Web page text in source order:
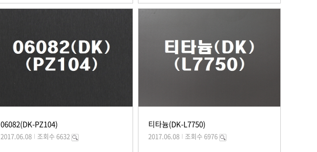
06082(DK-PZ104)
2017.06.08 조회수 6632
티타늄(DK-L7750)
2017.06.08 조회수 6976